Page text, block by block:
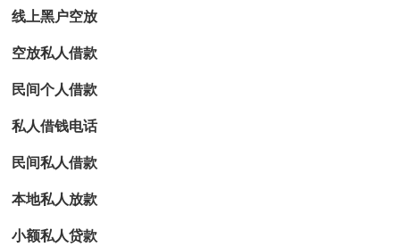
线上黑户空放
空放私人借款
民间个人借款
私人借钱电话
民间私人借款
本地私人放款
小额私人贷款